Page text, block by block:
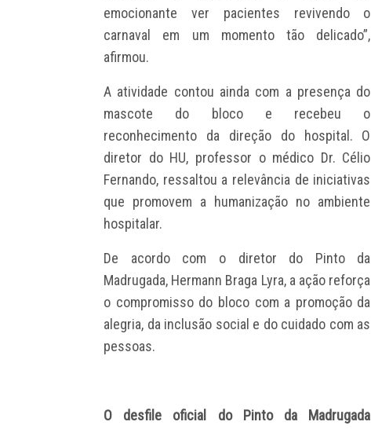
emocionante ver pacientes revivendo o
carnaval em um momento tão delicado”,
afirmou.
A atividade contou ainda com a presença do
mascote do bloco e recebeu o
reconhecimento da direção do hospital. O
diretor do HU, professor o médico Dr. Célio
Fernando, ressaltou a relevância de iniciativas
que promovem a humanização no ambiente
hospitalar.
De acordo com o diretor do Pinto da
Madrugada, Hermann Braga Lyra, a ação reforça
o compromisso do bloco com a promoção da
alegria, da inclusão social e do cuidado com as
pessoas.
O desfile oficial do Pinto da Madrugada